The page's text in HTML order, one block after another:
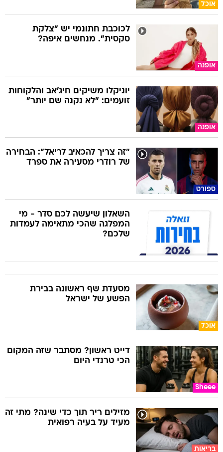
אוכל
אופנה
לכוכבת חתונמי יש "צלקת
סקסית". מנחשים איפה?
אופנה
יוניקלו משיקים חיג'אב והלקוחות
זועמים: "לא נקנה שם יותר"
ספורט
"זה צריך להכאיב לריאל": הבחירה
של רודרי מסעירה את ספרד
השאלון שיעשה לכם סדר - מי
המפלגה שהכי מתאימה לעמדות
שלכם?
אוכל
מסעדת שף ראשונה בבירת
הפשע של ישראל
Sheee
דייט ראשון? מסתבר שזה המקום
הכי טרנדי היום
בריאות
מזילים ריר תוך כדי שינה? מתי זה
מעיד על בעיה רפואית